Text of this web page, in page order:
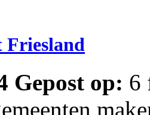
Friesland
Gepost op: 6